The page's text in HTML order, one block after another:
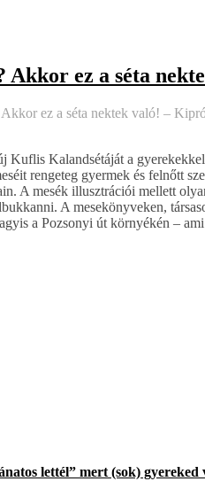
ez a séta
ez a séta nektek való! –
Kuflis Kalandsétáját a
rengeteg gyermek és felnőtt
A mesék illusztrációi mellett
A mesekönyveken,
a Pozsonyi út környékén –
lettél” mert (sok) gyereked